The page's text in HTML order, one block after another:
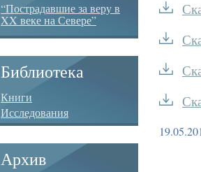
“Пострадавшие за веру в
XX веке на Севере”
Библиотека
Книги
Исследования
Архив